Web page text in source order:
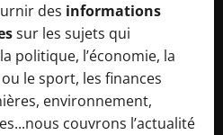
des informations
sur les sujets qui
politique, l’économie, la
le sport, les finances
environnement,
couvrons l’actualité